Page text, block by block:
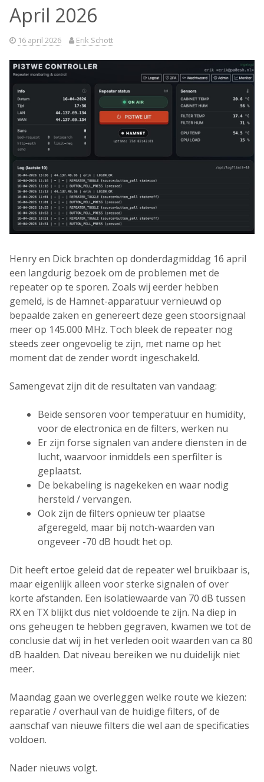
April 2026
16 april 2026 Erik Schott
Henry en Dick brachten op donderdagmiddag 16 april
een langdurig bezoek om de problemen met de
repeater op te sporen. Zoals wij eerder hebben
gemeld, is de Hamnet-apparatuur vernieuwd op
bepaalde zaken en genereert deze geen stoorsignaal
meer op 145.000 MHz. Toch bleek de repeater nog
steeds zeer ongevoelig te zijn, met name op het
moment dat de zender wordt ingeschakeld.
Samengevat zijn dit de resultaten van vandaag:
Beide sensoren voor temperatuur en humidity,
voor de electronica en de filters, werken nu
Er zijn forse signalen van andere diensten in de
lucht, waarvoor inmiddels een sperfilter is
geplaatst.
De bekabeling is nagekeken en waar nodig
hersteld / vervangen.
Ook zijn de filters opnieuw ter plaatse
afgeregeld, maar bij notch-waarden van
ongeveer -70 dB houdt het op.
Dit heeft ertoe geleid dat de repeater wel bruikbaar is,
maar eigenlijk alleen voor sterke signalen of over
korte afstanden. Een isolatiewaarde van 70 dB tussen
RX en TX blijkt dus niet voldoende te zijn. Na diep in
ons geheugen te hebben gegraven, kwamen we tot de
conclusie dat wij in het verleden ooit waarden van ca 80
dB haalden. Dat niveau bereiken we nu duidelijk niet
meer.
Maandag gaan we overleggen welke route we kiezen:
reparatie / overhaul van de huidige filters, of de
aanschaf van nieuwe filters die wel aan de specificaties
voldoen.
Nader nieuws volgt.